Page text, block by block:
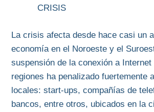
CRISIS
La crisis afecta desde hace casi un
economía en el Noroeste y el
suspensión de la conexión a Internet
regiones ha penalizado fuertemente
locales: start-ups, compañías de
bancos, entre otros, ubicados en la